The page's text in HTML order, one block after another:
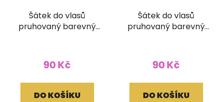
Šátek do vlasů
pruhovaný barevný
90 Kč
DO KOŠÍKU
Šátek do vlasů
pruhovaný barevný
90 Kč
DO KOŠÍKU